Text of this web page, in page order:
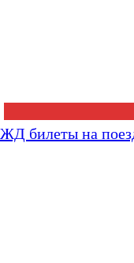
ЖД билеты на